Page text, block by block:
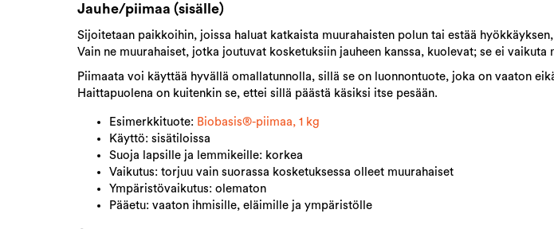
Jauhe/piimaa (sisälle)
Sijoitetaan paikkoihin, joissa haluat katkaista muurahaisten polun tai estää
Vain ne muurahaiset, jotka joutuvat kosketuksiin jauheen kanssa, kuolevat; se ei vaikuta
Piimaata voi käyttää hyvällä omallatunnolla, sillä se on luonnontuote, joka on vaaton
Haittapuolena on kuitenkin se, ettei sillä päästä käsiksi itse pesään.
Esimerkkituote: Biobasis®-piimaa, 1 kg​
Käyttö: sisätiloissa
Suoja lapsille ja lemmikeille: korkea
Vaikutus: torjuu vain suorassa kosketuksessa olleet muurahaiset
Ympäristövaikutus: olematon
Pääetu: vaaton ihmisille, eläimille ja ympäristölle